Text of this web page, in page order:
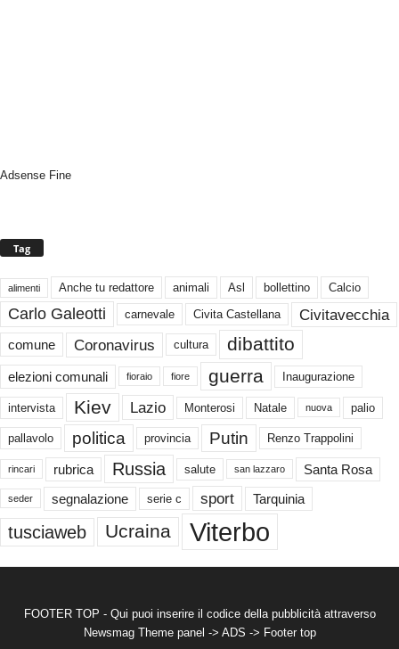
Adsense Fine
Tag
alimenti Anche tu redattore animali Asl bollettino Calcio
Carlo Galeotti carnevale Civita Castellana Civitavecchia
comune Coronavirus cultura dibattito
elezioni comunali fioraio fiore guerra Inaugurazione
intervista Kiev Lazio Monterosi Natale nuova palio
pallavolo politica provincia Putin Renzo Trappolini
rincari rubrica Russia salute san lazzaro Santa Rosa
seder segnalazione serie c sport Tarquinia
tusciaweb Ucraina Viterbo
FOOTER TOP - Qui puoi inserire il codice della pubblicità attraverso
Newsmag Theme panel -> ADS -> Footer top